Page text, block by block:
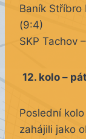
Baník Stříbro
(9:4)
SKP Tachov
12. kolo –
Poslední
zahájili jako